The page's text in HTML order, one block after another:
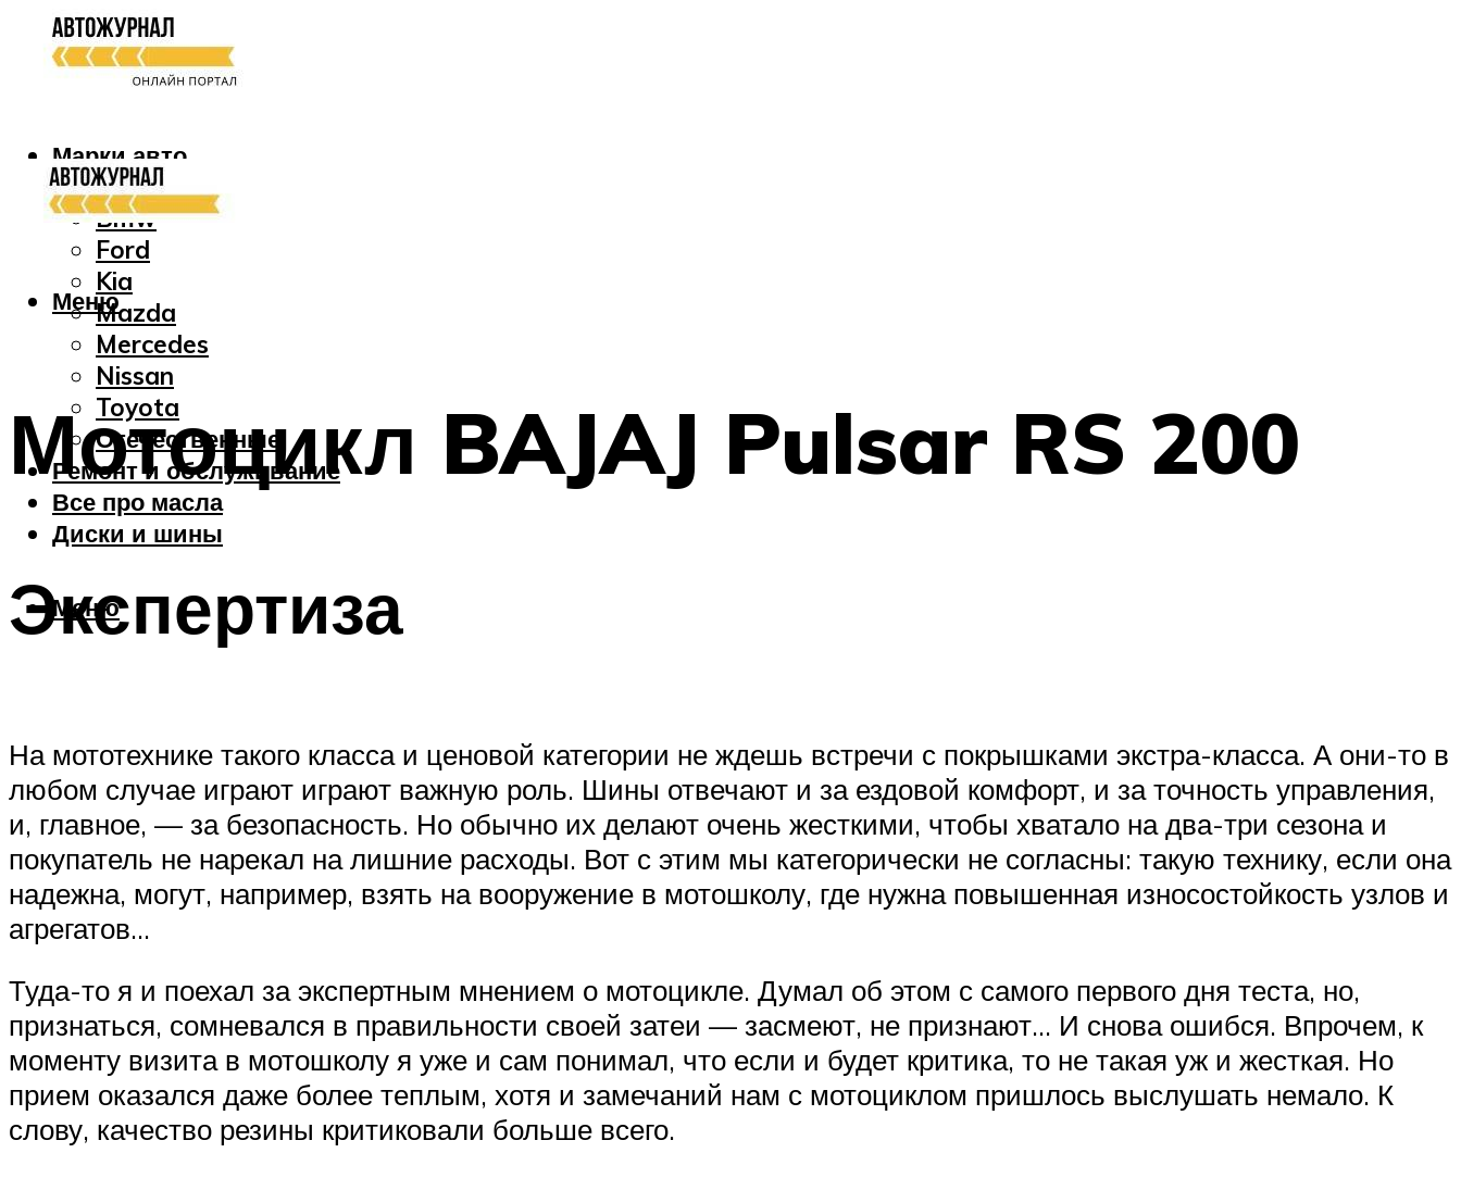
Марки авто
Audi
Bmw
Ford
Kia
Mazda
Mercedes
Nissan
Toyota
Отечественные
Ремонт и обслуживание
Все про масла
Диски и шины
Меню
Меню
Мотоцикл BAJAJ Pulsar RS 200
Экспертиза
На мототехнике такого класса и ценовой категории не ждешь встречи с покрышками экстра-класса. А они-то в
любом случае играют играют важную роль. Шины отвечают и за ездовой комфорт, и за точность управления,
и, главное, — за безопасность. Но обычно их делают очень жесткими, чтобы хватало на два-три сезона и
покупатель не нарекал на лишние расходы. Вот с этим мы категорически не согласны: такую технику, если она
надежна, могут, например, взять на вооружение в мотошколу, где нужна повышенная износостойкость узлов и
агрегатов…
Туда-то я и поехал за экспертным мнением о мотоцикле. Думал об этом с самого первого дня теста, но,
признаться, сомневался в правильности своей затеи — засмеют, не признают… И снова ошибся. Впрочем, к
моменту визита в мотошколу я уже и сам понимал, что если и будет критика, то не такая уж и жесткая. Но
прием оказался даже более теплым, хотя и замечаний нам с мотоциклом пришлось выслушать немало. К
слову, качество резины критиковали больше всего.